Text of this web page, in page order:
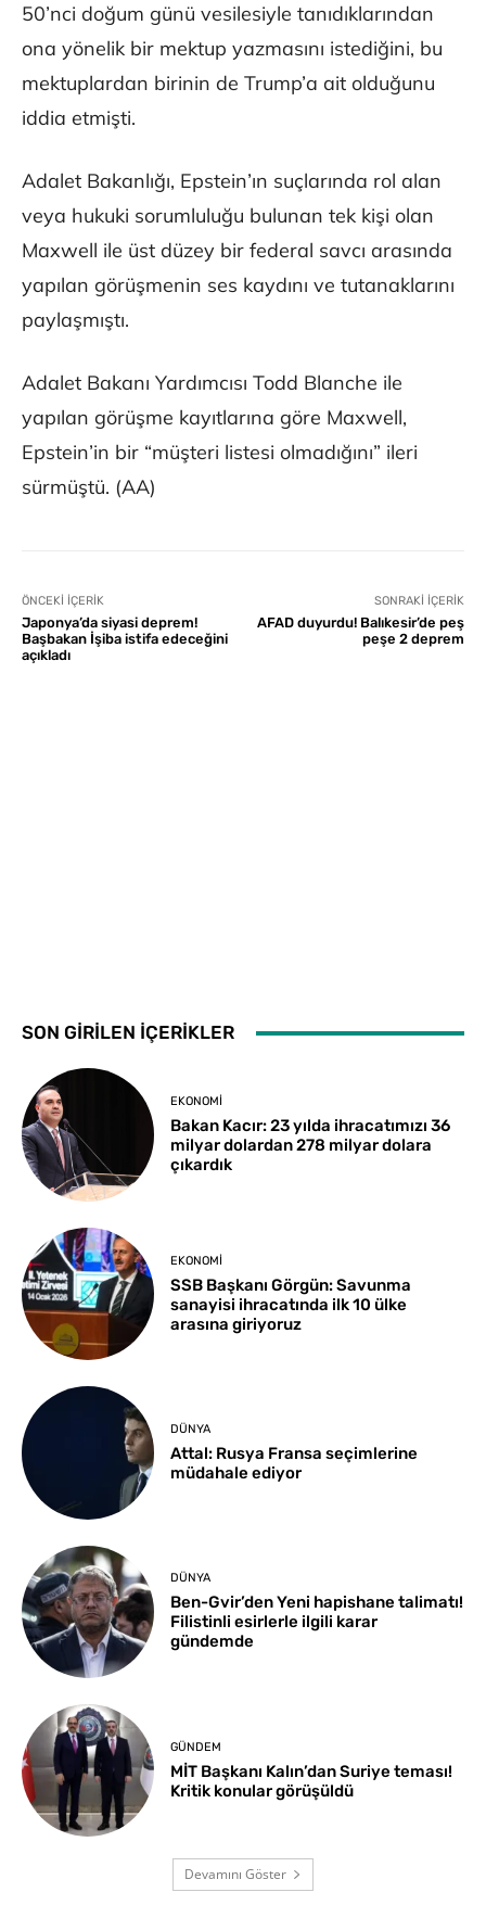
50’nci doğum günü vesilesiyle tanıdıklarından
ona yönelik bir mektup yazmasını istediğini, bu
mektuplardan birinin de Trump’a ait olduğunu
iddia etmişti.
Adalet Bakanlığı, Epstein’ın suçlarında rol alan
veya hukuki sorumluluğu bulunan tek kişi olan
Maxwell ile üst düzey bir federal savcı arasında
yapılan görüşmenin ses kaydını ve tutanaklarını
paylaşmıştı.
Adalet Bakanı Yardımcısı Todd Blanche ile
yapılan görüşme kayıtlarına göre Maxwell,
Epstein’in bir “müşteri listesi olmadığını” ileri
sürmüştü. (AA)
ÖNCEKI İÇERIK
Japonya’da siyasi deprem!
Başbakan İşiba istifa edeceğini
açıkladı
SONRAKI İÇERIK
AFAD duyurdu! Balıkesir’de peş
peşe 2 deprem
SON GİRİLEN İÇERİKLER
EKONOMI
Bakan Kacır: 23 yılda ihracatımızı 36
milyar dolardan 278 milyar dolara
çıkardık
EKONOMI
SSB Başkanı Görgün: Savunma
sanayisi ihracatında ilk 10 ülke
arasına giriyoruz
DÜNYA
Attal: Rusya Fransa seçimlerine
müdahale ediyor
DÜNYA
Ben-Gvir’den Yeni hapishane talimatı!
Filistinli esirlerle ilgili karar
gündemde
GÜNDEM
MİT Başkanı Kalın’dan Suriye teması!
Kritik konular görüşüldü
Devamını Göster